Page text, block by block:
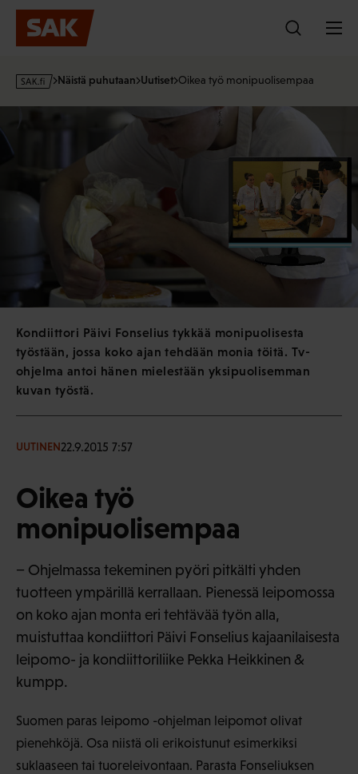
Hyppää
sisältöön
s
Näistä puhutaan Uutiset Oikea työ monipuolisempaa
Kondiittori Päivi Fonselius tykkää monipuolisesta
työstään, jossa koko ajan tehdään monia töitä. Tv-
ohjelma antoi hänen mielestään yksipuolisemman
kuvan työstä.
UUTINEN22.9.2015 7:57
Oikea työ
monipuolisempaa
− Ohjelmassa tekeminen pyöri pitkälti yhden
tuotteen ympärillä kerrallaan. Pienessä leipomossa
on koko ajan monta eri tehtävää työn alla,
muistuttaa kondiittori Päivi Fonselius kajaanilaisesta
leipomo- ja kondiittoriliike Pekka Heikkinen &
kumpp.
Suomen paras leipomo -ohjelman leipomot olivat
pienehköjä. Osa niistä oli erikoistunut esimerkiksi
suklaaseen tai tuoreleivontaan. Parasta Fonseliuksen